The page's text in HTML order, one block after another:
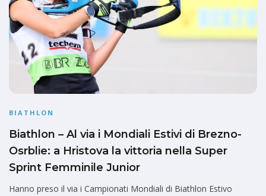
BIATHLON
Biathlon – Al via i Mondiali Estivi di Brezno-
Osrblie: a Hristova la vittoria nella Super
Sprint Femminile Junior
Hanno preso il via i Campionati Mondiali di Biathlon Estivo